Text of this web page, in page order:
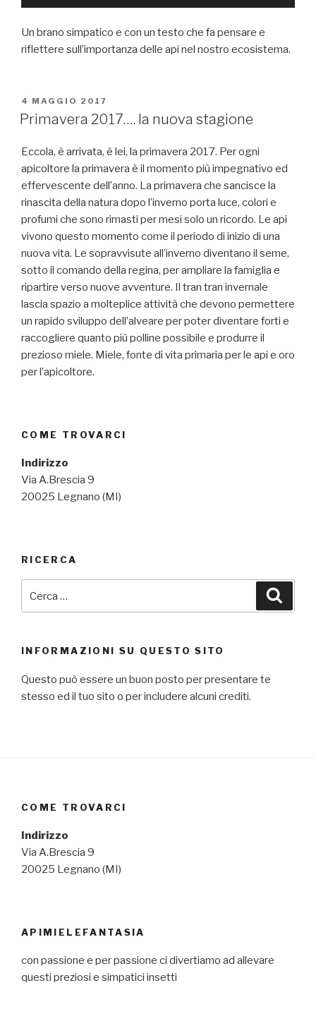
Un brano simpatico e con un testo che fa pensare e
riflettere sull’importanza delle api nel nostro ecosistema.
PUBBLICATO
IL
4 MAGGIO 2017
Primavera 2017…. la nuova stagione
Eccola, è arrivata, è lei, la primavera 2017. Per ogni
apicoltore la primavera è il momento più impegnativo ed
effervescente dell’anno. La primavera che sancisce la
rinascita della natura dopo l’inverno porta luce, colori e
profumi che sono rimasti per mesi solo un ricordo. Le api
vivono questo momento come il periodo di inizio di una
nuova vita. Le sopravvisute all’inverno diventano il seme,
sotto il comando della regina, per ampliare la famiglia e
ripartire verso nuove avventure. Il tran tran invernale
lascia spazio a molteplice attività che devono permettere
un rapido sviluppo dell’alveare per poter diventare forti e
raccogliere quanto più polline possibile e produrre il
prezioso miele. Miele, fonte di vita primaria per le api e oro
per l’apicoltore.
COME TROVARCI
Indirizzo
Via A.Brescia 9
20025 Legnano (MI)
RICERCA
INFORMAZIONI SU QUESTO SITO
Questo può essere un buon posto per presentare te
stesso ed il tuo sito o per includere alcuni crediti.
COME TROVARCI
Indirizzo
Via A.Brescia 9
20025 Legnano (MI)
APIMIELEFANTASIA
con passione e per passione ci divertiamo ad allevare
questi preziosi e simpatici insetti